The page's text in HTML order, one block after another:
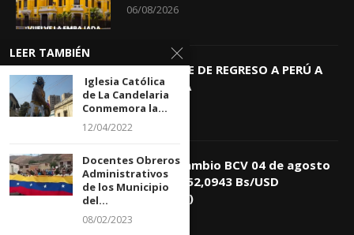
06/08/2026
KEIKO TRAE DE REGRESO A PERÚ A
GIOVANNA
04/08/2026
Tasa de Cambio BCV 04 de agosto
de 2026: 752,0943 Bs/USD
(+0,4418%)
04/08/2026
LEER TAMBIÉN
Iglesia Católica
de La Candelaria
Conmemora la...
12/04/2022
Docentes Obreros
Administrativos
de los Municipio
del...
08/02/2023